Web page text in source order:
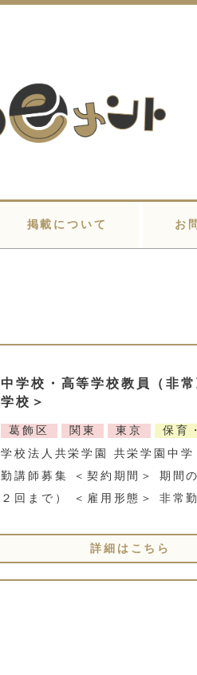
掲載について お
中学校・高等学校教員（非
学校＞
葛飾区 関東 東京 保育
学校法人共栄学園 共栄学園中
勤講師募集 ＜契約期間＞ 期間
２回まで） ＜雇用形態＞ 非常
詳細はこちら